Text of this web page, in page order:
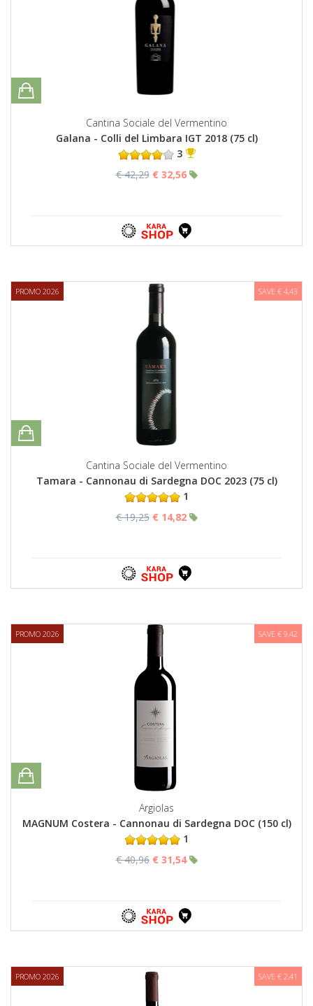
Cantina Sociale del Vermentino
Galana - Colli del Limbara IGT 2018 (75 cl)
3
€ 42,29 € 32,56
PROMO 2026 SAVE € 4,43
Cantina Sociale del Vermentino
Tamara - Cannonau di Sardegna DOC 2023 (75 cl)
1
€ 19,25 € 14,82
PROMO 2026 SAVE € 9,42
Argiolas
MAGNUM Costera - Cannonau di Sardegna DOC (150 cl)
1
€ 40,96 € 31,54
PROMO 2026 SAVE € 2,41